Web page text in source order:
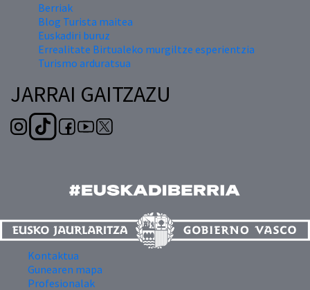
Berriak
Blog Turista maitea
Euskadiri buruz
Errealitate Birtualeko murgiltze esperientzia
Turismo arduratsua
JARRAI GAITZAZU
Kontaktua
Gunearen mapa
Profesionalak